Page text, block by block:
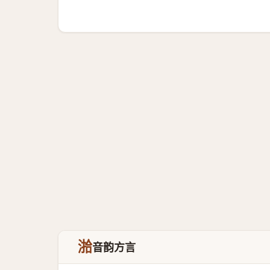
湁音韵方言